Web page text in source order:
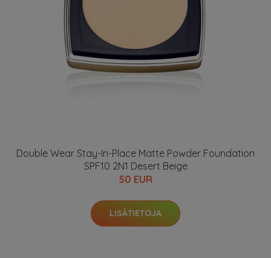
Double Wear Stay-In-Place Matte Powder Foundation
SPF10 2N1 Desert Beige
50 EUR
LISÄTIETOJA